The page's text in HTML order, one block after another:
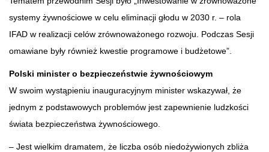
systemy żywnościowe w celu eliminacji głodu w 2030 r. – rola
IFAD w realizacji celów zrównoważonego rozwoju. Podczas Sesji
omawiane były również kwestie programowe i budżetowe”.
Polski minister o bezpieczeństwie żywnościowym
W swoim wystąpieniu inauguracyjnym minister wskazywał, że
jednym z podstawowych problemów jest zapewnienie ludzkości
świata bezpieczeństwa żywnościowego.
– Jest wielkim dramatem, że liczba osób niedożywionych zbliża